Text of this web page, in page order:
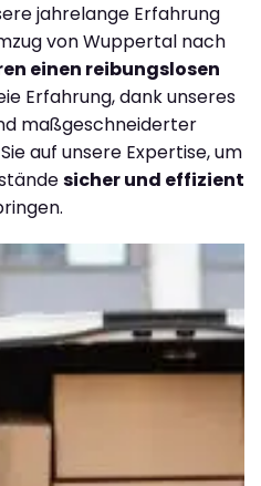
jahrelange Erfahrung
von Wuppertal nach
einen reibungslosen
Erfahrung, dank unseres
maßgeschneiderter
auf unsere Expertise, um
sicher und effizient